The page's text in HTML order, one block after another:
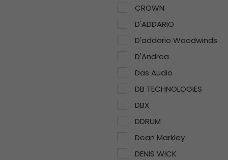
CROWN
D'ADDARIO
D'addario Woodwinds
D'Andrea
Das Audio
DB TECHNOLOGIES
DBX
DDRUM
Dean Markley
DENIS WICK